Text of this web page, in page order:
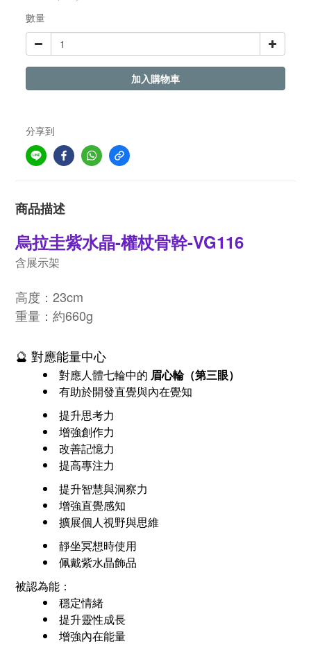
數量
加入購物車
分享到
商品描述
烏拉圭紫水晶-權杖骨幹-VG116
含展示架
高度：23cm
重量：約660g
🔮 對應能量中心
對應人體七輪中的 眉心輪（第三眼）
有助於開發直覺與內在覺知
提升思考力
增強創作力
改善記憶力
提高專注力
提升智慧與洞察力
增強直覺感知
擴展個人視野與思維
靜坐冥想時使用
佩戴紫水晶飾品
被認為能：
穩定情緒
提升靈性成長
增強內在能量